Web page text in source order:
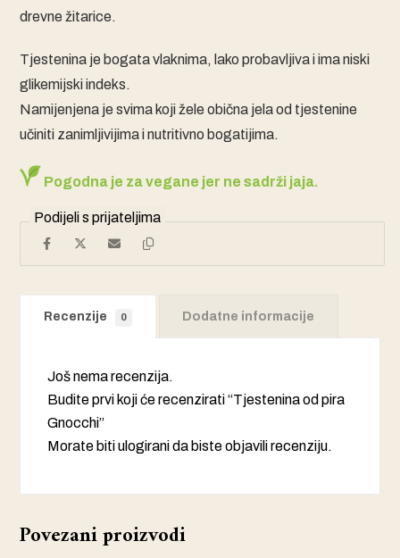
drevne žitarice.
Tjestenina je bogata vlaknima, lako probavljiva i ima niski
glikemijski indeks.
Namijenjena je svima koji žele obična jela od tjestenine
učiniti zanimljivijima i nutritivno bogatijima.
Pogodna je za vegane jer ne sadrži jaja.
Recenzije 0 Dodatne informacije
Još nema recenzija.
Budite prvi koji će recenzirati “Tjestenina od pira
Gnocchi”
Morate bitiulogiranida biste objavili recenziju.
Povezani proizvodi